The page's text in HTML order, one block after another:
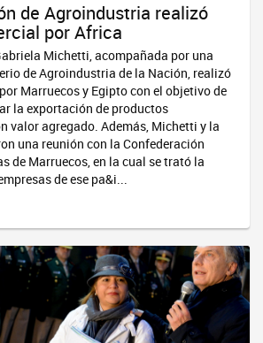
de Agroindustria realizó
por Africa
Michetti, acompañada por una
de Agroindustria de la Nación, realizó
Marruecos y Egipto con el objetivo de
la exportación de productos
valor agregado. Además, Michetti y la
una reunión con la Confederación
de Marruecos, en la cual se trató la
de ese pa&i...